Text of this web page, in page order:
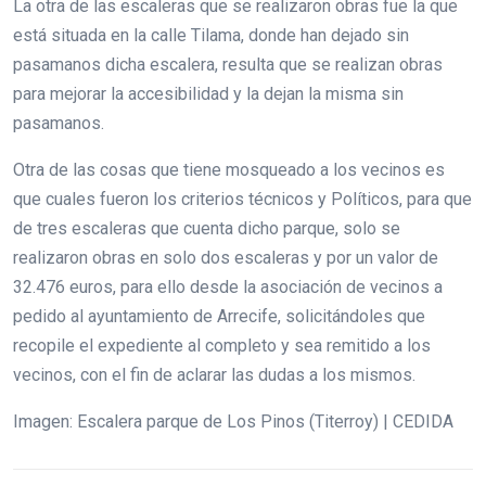
La otra de las escaleras que se realizaron obras fue la que
está situada en la calle Tilama, donde han dejado sin
pasamanos dicha escalera, resulta que se realizan obras
para mejorar la accesibilidad y la dejan la misma sin
pasamanos.
Otra de las cosas que tiene mosqueado a los vecinos es
que cuales fueron los criterios técnicos y Políticos, para que
de tres escaleras que cuenta dicho parque, solo se
realizaron obras en solo dos escaleras y por un valor de
32.476 euros, para ello desde la asociación de vecinos a
pedido al ayuntamiento de Arrecife, solicitándoles que
recopile el expediente al completo y sea remitido a los
vecinos, con el fin de aclarar las dudas a los mismos.
Imagen: Escalera parque de Los Pinos (Titerroy) | CEDIDA